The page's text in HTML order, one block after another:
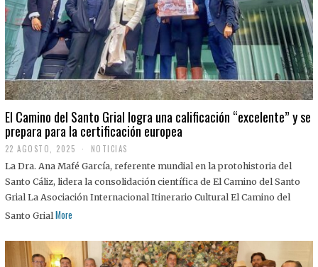
El Camino del Santo Grial logra una calificación “excelente” y se
prepara para la certificación europea
22 AGOSTO, 2025
2
A
G
O
S
2
NOTICIAS
La Dra. Ana Mafé García, referente mundial en la protohistoria del
Santo Cáliz, lidera la consolidación científica de El Camino del Santo
Grial La Asociación Internacional Itinerario Cultural El Camino del
Santo Grial More